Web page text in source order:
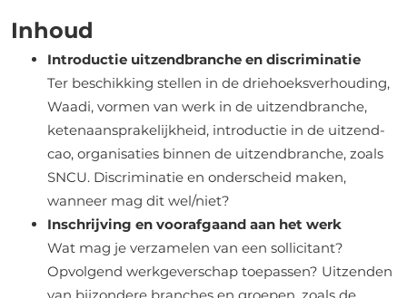
Inhoud
Introductie uitzendbranche en discriminatie
Ter beschikking stellen in de driehoeksverhouding,
Waadi, vormen van werk in de uitzendbranche,
ketenaansprakelijkheid, introductie in de uitzend-
cao, organisaties binnen de uitzendbranche, zoals
SNCU. Discriminatie en onderscheid maken,
wanneer mag dit wel/niet?
Inschrijving en voorafgaand aan het werk
Wat mag je verzamelen van een sollicitant?
Opvolgend werkgeverschap toepassen? Uitzenden
van bijzondere branches en groepen, zoals de